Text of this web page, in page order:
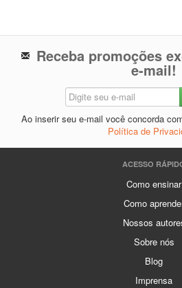
Receba promoções
e-mail!
Ao inserir seu e-mail você concorda
Política de
ACESSO
Como ensinar
Como
Nossos
Sobre nós
Blog
Imprensa